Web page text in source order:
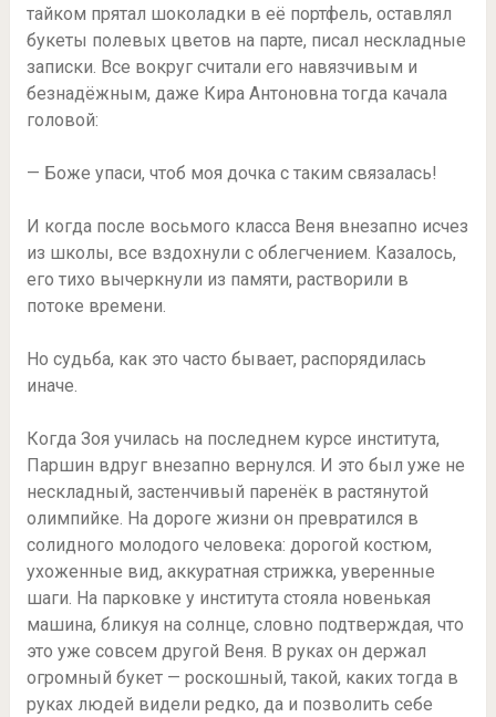
тайком прятал шоколадки в её портфель, оставлял
букеты полевых цветов на парте, писал нескладные
записки. Все вокруг считали его навязчивым и
безнадёжным, даже Кира Антоновна тогда качала
головой:
— Боже упаси, чтоб моя дочка с таким связалась!
И когда после восьмого класса Веня внезапно исчез
из школы, все вздохнули с облегчением. Казалось,
его тихо вычеркнули из памяти, растворили в
потоке времени.
Но судьба, как это часто бывает, распорядилась
иначе.
Когда Зоя училась на последнем курсе института,
Паршин вдруг внезапно вернулся. И это был уже не
нескладный, застенчивый паренёк в растянутой
олимпийке. На дороге жизни он превратился в
солидного молодого человека: дорогой костюм,
ухоженные вид, аккуратная стрижка, уверенные
шаги. На парковке у института стояла новенькая
машина, бликуя на солнце, словно подтверждая, что
это уже совсем другой Веня. В руках он держал
огромный букет — роскошный, такой, каких тогда в
руках людей видели редко, да и позволить себе